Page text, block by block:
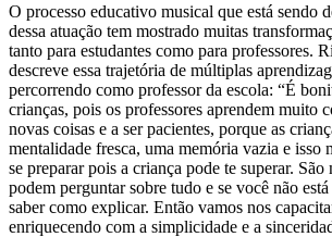
O processo educativo musical que está sendo
dessa atuação tem mostrado muitas
tanto para estudantes como para professores.
descreve essa trajetória de múltiplas
percorrendo como professor da escola: “É
crianças, pois os professores aprendem muito
novas coisas e a ser pacientes, porque as
mentalidade fresca, uma memória vazia e isso
se preparar pois a criança pode te superar.
podem perguntar sobre tudo e se você não
saber como explicar. Então vamos nos
enriquecendo com a simplicidade e a